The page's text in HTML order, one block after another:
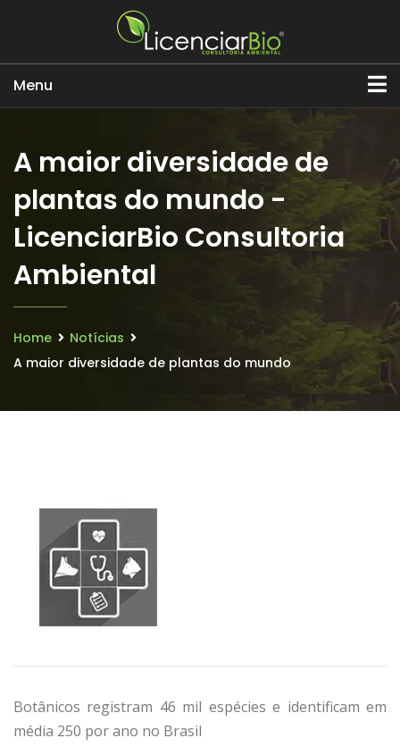
Menu
A maior diversidade de
plantas do mundo -
LicenciarBio Consultoria
Ambiental
Home
Notícias
A maior diversidade de plantas do mundo
Botânicos registram 46 mil espécies e identificam em
média 250 por ano no Brasil